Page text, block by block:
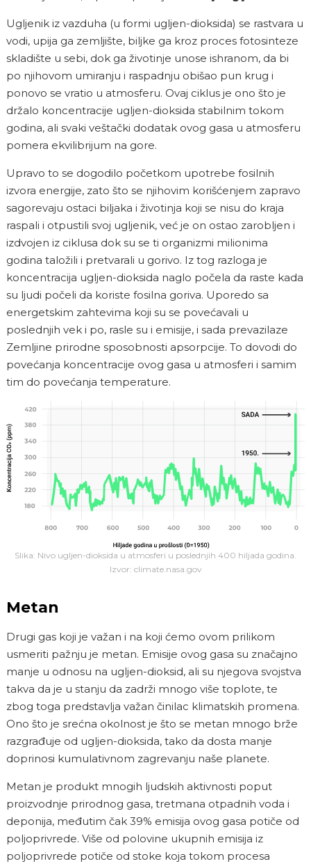
Ugljenik iz vazduha (u formi ugljen-dioksida) se rastvara u
vodi, upija ga zemljište, biljke ga kroz proces fotosinteze
skladište u sebi, dok ga životinje unose ishranom, da bi
po njihovom umiranju i raspadnju obišao pun krug i
ponovo se vratio u atmosferu. Ovaj ciklus je ono što je
držalo koncentracije ugljen-dioksida stabilnim tokom
godina, ali svaki veštački dodatak ovog gasa u atmosferu
pomera ekvilibrijum na gore.
Upravo to se dogodilo početkom upotrebe fosilnih
izvora energije, zato što se njihovim korišćenjem zapravo
sagorevaju ostaci biljaka i životinja koji se nisu do kraja
raspali i otpustili svoj ugljenik, već je on ostao zarobljen i
izdvojen iz ciklusa dok su se ti organizmi milionima
godina taložili i pretvarali u gorivo. Iz tog razloga je
koncentracija ugljen-dioksida naglo počela da raste kada
su ljudi počeli da koriste fosilna goriva. Uporedo sa
energetskim zahtevima koji su se povećavali u
poslednjih vek i po, rasle su i emisije, i sada prevazilaze
Zemljine prirodne sposobnosti apsorpcije. To dovodi do
povećanja koncentracije ovog gasa u atmosferi i samim
tim do povećanja temperature.
Slika: Nivo ugljen-dioksida u atmosferi u poslednjih 400 hiljada godina.
Izvor: climate.nasa.gov
Metan
Drugi gas koji je važan i na koji ćemo ovom prilikom
usmeriti pažnju je metan. Emisije ovog gasa su značajno
manje u odnosu na ugljen-dioksid, ali su njegova svojstva
takva da je u stanju da zadrži mnogo više toplote, te
zbog toga predstavlja važan činilac klimatskih promena.
Ono što je srećna okolnost je što se metan mnogo brže
razgrađuje od ugljen-dioksida, tako da dosta manje
doprinosi kumulativnom zagrevanju naše planete.
Metan je produkt mnogih ljudskih aktivnosti poput
proizvodnje prirodnog gasa, tretmana otpadnih voda i
deponija, međutim čak 39% emisija ovog gasa potiče od
poljoprivrede. Više od polovine ukupnih emisija iz
poljoprivrede potiče od stoke koja tokom procesa